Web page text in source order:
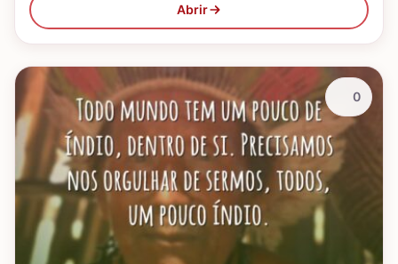
Abrir
0